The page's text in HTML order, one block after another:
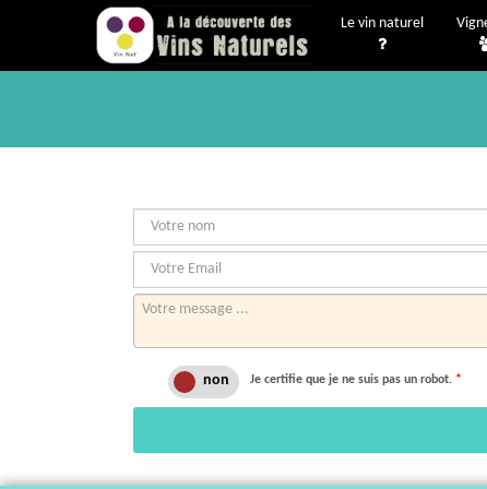
Le vin naturel
Je certifie que je ne suis pas un robot. *